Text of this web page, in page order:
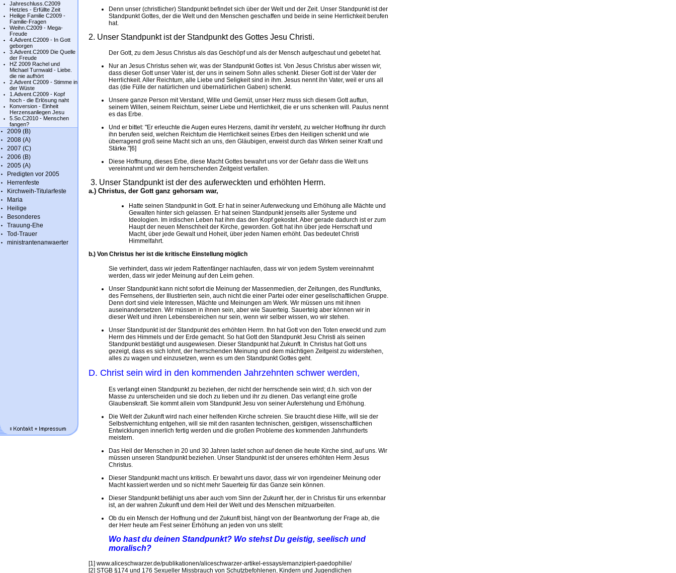
Jahreschluss.C2009
Hetzles - Erfüllte Zeit
Heilige Familie C2009 -
Familie-Fragen
Weihn.C2009 - Mega-
Freude
4.Advent.C2009 - In Gott
geborgen
3.Advent.C2009 Die Quelle
der Freude
HZ 2009 Rachel und
Michael Turnwald - Liebe.
die nie aufhört
2.Advent C2009 - Stimme in
der Wüste
1.Advent.C2009 - Kopf
hoch - die Erlösung naht
Konversion - Einheit
Herzensanliegen Jesu
5.So.C2010 - Menschen
fangen?
2009 (B)
2008 (A)
2007 (C)
2006 (B)
2005 (A)
Predigten vor 2005
Herrenfeste
Kirchweih-Titularfeste
Maria
Heilige
Besonderes
Trauung-Ehe
Tod-Trauer
ministrantenanwaerter
Denn unser (christlicher) Standpunkt befindet sich über der Welt und der Zeit. Unser Standpunkt ist der
Standpunkt Gottes, der die Welt und den Menschen geschaffen und beide in seine Herrlichkeit berufen
hat.
2. Unser Standpunkt ist der Standpunkt des Gottes Jesu Christi.
Der Gott, zu dem Jesus Christus als das Geschöpf und als der Mensch aufgeschaut und gebetet hat.
Nur an Jesus Christus sehen wir, was der Standpunkt Gottes ist. Von Jesus Christus aber wissen wir,
dass dieser Gott unser Vater ist, der uns in seinem Sohn alles schenkt. Dieser Gott ist der Vater der
Herrlichkeit. Aller Reichtum, alle Liebe und Seligkeit sind in ihm. Jesus nennt ihn Vater, weil er uns all
das (die Fülle der natürlichen und übernatürlichen Gaben) schenkt.
Unsere ganze Person mit Verstand, Wille und Gemüt, unser Herz muss sich diesem Gott auftun,
seinem Willen, seinem Reichtum, seiner Liebe und Herrlichkeit, die er uns schenken will. Paulus nennt
es das Erbe.
Und er bittet: "Er erleuchte die Augen eures Herzens, damit ihr versteht, zu welcher Hoffnung ihr durch
ihn berufen seid, welchen Reichtum die Herrlichkeit seines Erbes den Heiligen schenkt und wie
überragend groß seine Macht sich an uns, den Gläubigen, erweist durch das Wirken seiner Kraft und
Stärke."[6]
Diese Hoffnung, dieses Erbe, diese Macht Gottes bewahrt uns vor der Gefahr dass die Welt uns
vereinnahmt und wir dem herrschenden Zeitgeist verfallen.
3. Unser Standpunkt ist der des auferweckten und erhöhten Herrn.
a.) Christus, der Gott ganz gehorsam war,
Hatte seinen Standpunkt in Gott. Er hat in seiner Auferweckung und Erhöhung alle Mächte und
Gewalten hinter sich gelassen. Er hat seinen Standpunkt jenseits aller Systeme und
Ideologien. Im irdischen Leben hat ihm das den Kopf gekostet. Aber gerade dadurch ist er zum
Haupt der neuen Menschheit der Kirche, geworden. Gott hat ihn über jede Herrschaft und
Macht, über jede Gewalt und Hoheit, über jeden Namen erhöht. Das bedeutet Christi
Himmelfahrt.
b.) Von Christus her ist die kritische Einstellung möglich
Sie verhindert, dass wir jedem Rattenfänger nachlaufen, dass wir von jedem System vereinnahmt
werden, dass wir jeder Meinung auf den Leim gehen.
Unser Standpunkt kann nicht sofort die Meinung der Massenmedien, der Zeitungen, des Rundfunks,
des Fernsehens, der Illustrierten sein, auch nicht die einer Partei oder einer gesellschaftlichen Gruppe.
Denn dort sind viele Interessen, Mächte und Meinungen am Werk. Wir müssen uns mit ihnen
auseinandersetzen. Wir müssen in ihnen sein, aber wie Sauerteig. Sauerteig aber können wir in
dieser Welt und ihren Lebensbereichen nur sein, wenn wir selber wissen, wo wir stehen.
Unser Standpunkt ist der Standpunkt des erhöhten Herrn. Ihn hat Gott von den Toten erweckt und zum
Herrn des Himmels und der Erde gemacht. So hat Gott den Standpunkt Jesu Christi als seinen
Standpunkt bestätigt und ausgewiesen. Dieser Standpunkt hat Zukunft. In Christus hat Gott uns
gezeigt, dass es sich lohnt, der herrschenden Meinung und dem mächtigen Zeitgeist zu widerstehen,
alles zu wagen und einzusetzen, wenn es um den Standpunkt Gottes geht.
D. Christ sein wird in den kommenden Jahrzehnten schwer werden,
Es verlangt einen Standpunkt zu beziehen, der nicht der herrschende sein wird; d.h. sich von der
Masse zu unterscheiden und sie doch zu lieben und ihr zu dienen. Das verlangt eine große
Glaubenskraft. Sie kommt allein vom Standpunkt Jesu von seiner Auferstehung und Erhöhung.
Die Welt der Zukunft wird nach einer helfenden Kirche schreien. Sie braucht diese Hilfe, will sie der
Selbstvernichtung entgehen, will sie mit den rasanten technischen, geistigen, wissenschaftlichen
Entwicklungen innerlich fertig werden und die großen Probleme des kommenden Jahrhunderts
meistern.
Das Heil der Menschen in 20 und 30 Jahren lastet schon auf denen die heute Kirche sind, auf uns. Wir
müssen unseren Standpunkt beziehen. Unser Standpunkt ist der unseres erhöhten Herrn Jesus
Christus.
Dieser Standpunkt macht uns kritisch. Er bewahrt uns davor, dass wir von irgendeiner Meinung oder
Macht kassiert werden und so nicht mehr Sauerteig für das Ganze sein können.
Dieser Standpunkt befähigt uns aber auch vom Sinn der Zukunft her, der in Christus für uns erkennbar
ist, an der wahren Zukunft und dem Heil der Welt und des Menschen mitzuarbeiten.
Ob du ein Mensch der Hoffnung und der Zukunft bist, hängt von der Beantwortung der Frage ab, die
der Herr heute am Fest seiner Erhöhung an jeden von uns stellt:
Wo hast du deinen Standpunkt? Wo stehst Du geistig, seelisch und
moralisch?
[1] www.aliceschwarzer.de/publikationen/aliceschwarzer-artikel-essays/emanzipiert-paedophilie/
[2] STGB §174 und 176 Sexueller Missbrauch von Schutzbefohlenen, Kindern und Jugendlichen